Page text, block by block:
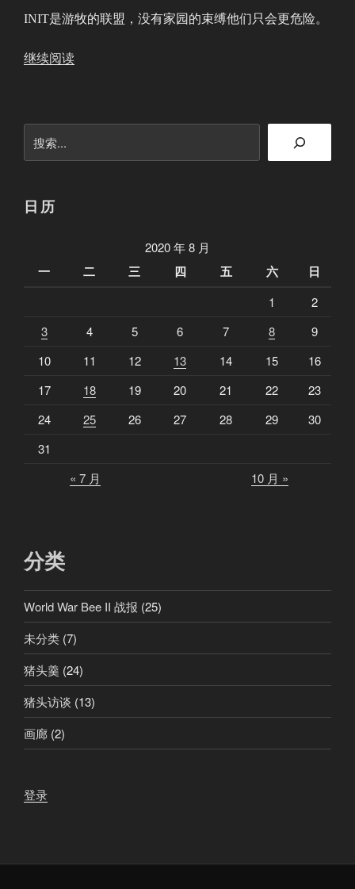
昏
神
全
崩
盘
INIT是游牧的联盟，没有家园的束缚他们只会更危险。
继续阅读“
首
人
索
日历
2020 年 8 月
一 二 三 四 五 六 日
1
2
3
4 5 6 7 8
9
10
11 12 13 14 15
16
17
18 19 20 21 22
23
24
25 26 27 28 29
30
31
« 7 月
10 月 »
分类
World War Bee II 战报 (25)
未分类 (7)
猪头羹 (24)
猪头访谈 (13)
画廊 (2)
登录